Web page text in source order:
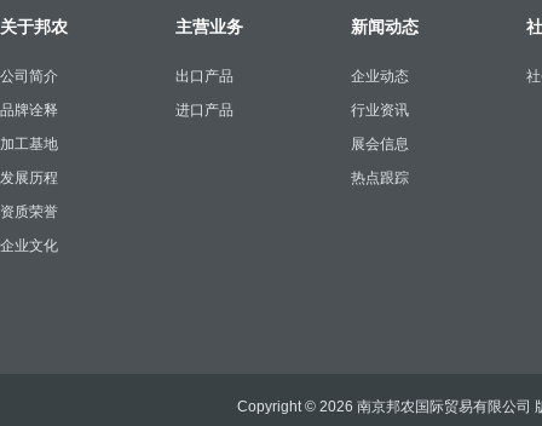
关于邦农
公司简介
品牌诠释
加工基地
发展历程
资质荣誉
企业文化
主营业务
出口产品
进口产品
新闻动态
企业动态
行业资讯
展会信息
热点跟踪
Copyright © 2026 南京邦农国际贸易有限公司